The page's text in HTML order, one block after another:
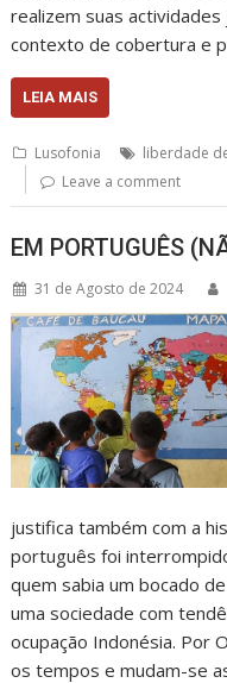
realizem suas
contexto de cobertura e
LEIA MAIS
Lusofonia liberdade
Leave a comment
EM PORTUGUÊS
31 de Agosto de 2024
justifica também com a
português foi
quem sabia um bocado
uma sociedade com
ocupação Indonésia. Por
os tempos e mudam-se